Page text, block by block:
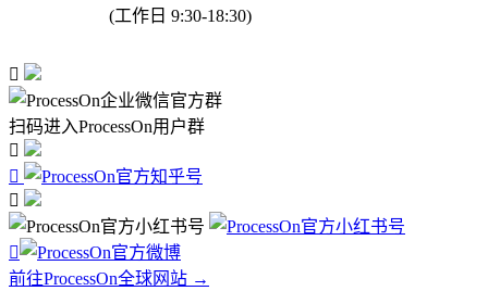
(工作日 9:30-18:30)

扫码进入ProcessOn用户群




前往ProcessOn全球网站 →